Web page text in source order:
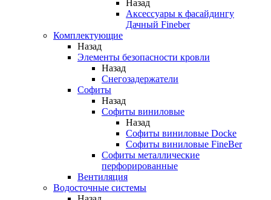
Назад
Аксессуары к фасайдингу
Дачный Fineber
Комплектующие
Назад
Элементы безопасности кровли
Назад
Снегозадержатели
Софиты
Назад
Софиты виниловые
Назад
Софиты виниловые Docke
Софиты виниловые FineBer
Софиты металлические
перфорированные
Вентиляция
Водосточные системы